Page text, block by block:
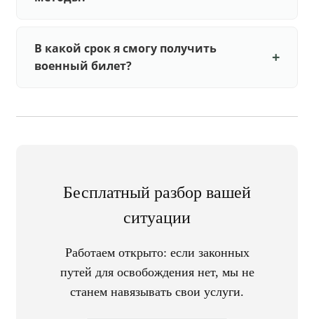
В какой срок я смогу получить
военный билет?
Бесплатный разбор вашей
ситуации
Работаем открыто: если законных
путей для освобождения нет, мы не
станем навязывать свои услуги.